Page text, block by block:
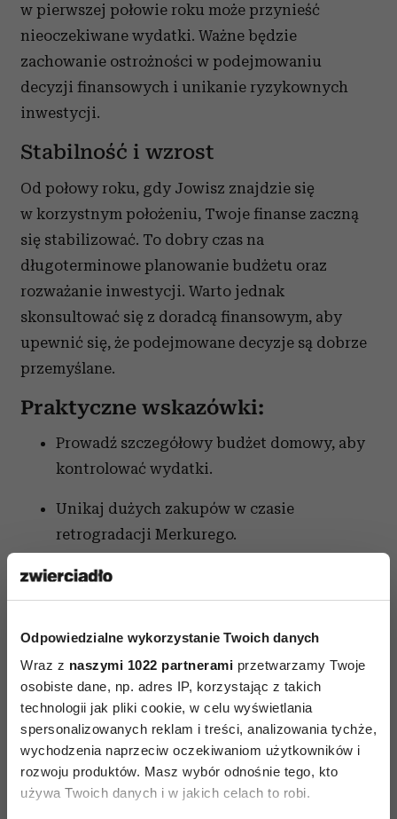
Odpowiedzialne wykorzystanie Twoich danych
Wraz z naszymi 1022 partnerami przetwarzamy Twoje
osobiste dane, np. adres IP, korzystając z takich
technologii jak pliki cookie, w celu wyświetlania
spersonalizowanych reklam i treści, analizowania tychże,
wychodzenia naprzeciw oczekiwaniom użytkowników i
rozwoju produktów. Masz wybór odnośnie tego, kto
używa Twoich danych i w jakich celach to robi.
w pierwszej połowie roku może przynieść
nieoczekiwane wydatki. Ważne będzie
zachowanie ostrożności w podejmowaniu
decyzji finansowych i unikanie ryzykownych
inwestycji.
Stabilność i wzrost
Od połowy roku, gdy Jowisz znajdzie się
w korzystnym położeniu, Twoje finanse zaczną
się stabilizować. To dobry czas na
długoterminowe planowanie budżetu oraz
rozważanie inwestycji. Warto jednak
skonsultować się z doradcą finansowym, aby
upewnić się, że podejmowane decyzje są dobrze
przemyślane.
Praktyczne wskazówki:
Prowadź szczegółowy budżet domowy, aby
kontrolować wydatki.
Unikaj dużych zakupów w czasie
retrogradacji Merkurego.
Zainwestuj w edukację finansową, aby
lepiej zarządzać swoimi pieniędzmi.
Horoskop na 2025 dla Barana:
Zdrowie
Kondycja fizyczna
Rok 2025 będzie wymagał od Ciebie szczególnej
dbałości o zdrowie. Pełnia Księżyca w Pannie 14
marca może uwypuklić kwestie związane